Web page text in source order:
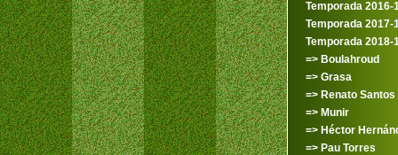
Temporada 2016-
Temporada 2017-
Temporada 2018-
=> Boulahroud
=> Grasa
=> Renato Santos
=> Munir
=> Héctor
=> Pau Torres